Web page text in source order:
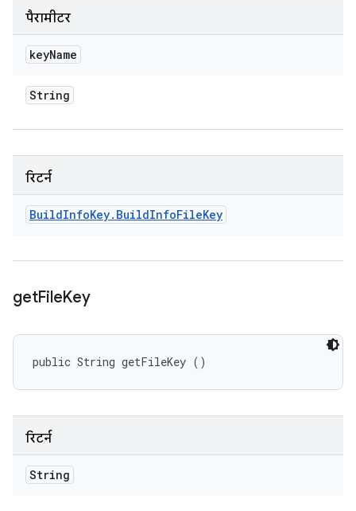
पैरामीटर
keyName
String
रिटर्न
BuildInfoKey. BuildInfoFileKey
getFileKey
public String getFileKey ()
रिटर्न
String